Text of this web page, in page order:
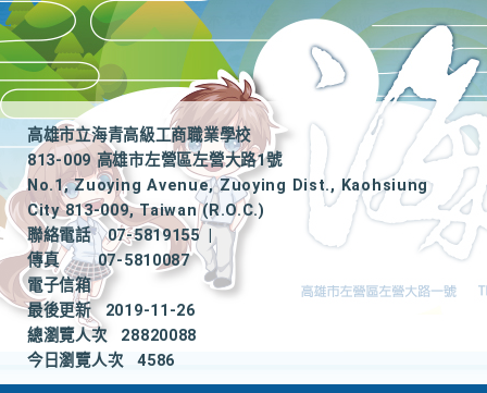
高雄市立海青高級工商職業學校
813-009 高雄市左營區左營大路1號
No.1, Zuoying Avenue, Zuoying Dist., Kaohsiung
City 813-009, Taiwan (R.O.C.)
聯絡電話
07-5819155
|
傳真
07-5810087
電子信箱
最後更新
2019-11-26
總瀏覽人次
28820088
今日瀏覽人次
4586